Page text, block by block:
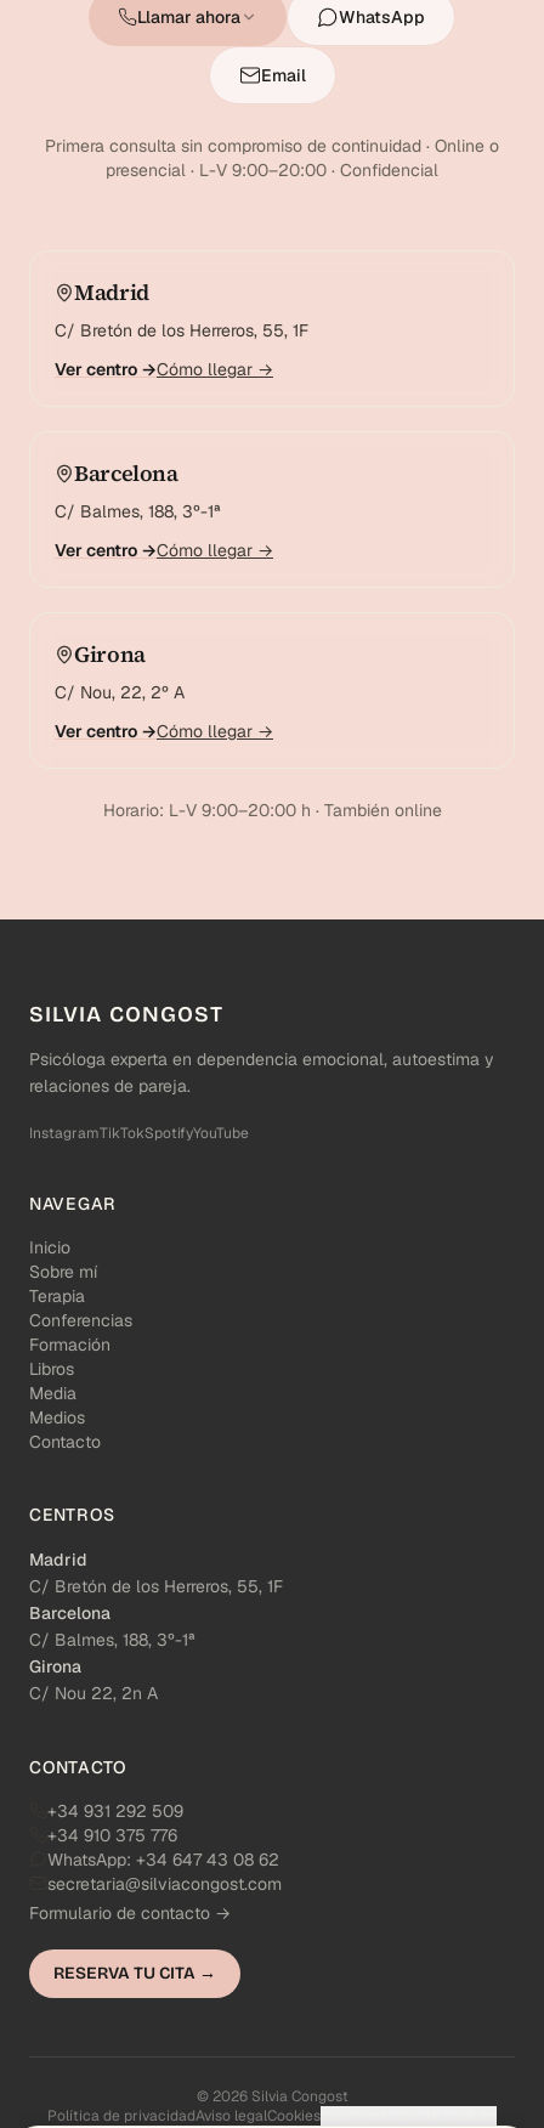
Llamar ahora WhatsApp
Email
Primera consulta sin compromiso de continuidad · Online o
presencial · L-V 9:00–20:00 · Confidencial
Madrid
C/ Bretón de los Herreros, 55, 1F
Ver centro →Cómo llegar →
Barcelona
C/ Balmes, 188, 3º-1ª
Ver centro →Cómo llegar →
Girona
C/ Nou, 22, 2º A
Ver centro →Cómo llegar →
Horario: L-V 9:00–20:00 h · También online
SILVIA CONGOST
Psicóloga experta en dependencia emocional, autoestima y
relaciones de pareja.
InstagramTikTokSpotifyYouTube
NAVEGAR
Inicio
Sobre mí
Terapia
Conferencias
Formación
Libros
Media
Medios
Contacto
CENTROS
Madrid
C/ Bretón de los Herreros, 55, 1F
Barcelona
C/ Balmes, 188, 3º-1ª
Girona
C/ Nou 22, 2n A
CONTACTO
+34 931 292 509
+34 910 375 776
WhatsApp: +34 647 43 08 62
secretaria@silviacongost.com
Formulario de contacto →
RESERVA TU CITA →
© 2026 Silvia Congost
Política de privacidadAviso legalCookies